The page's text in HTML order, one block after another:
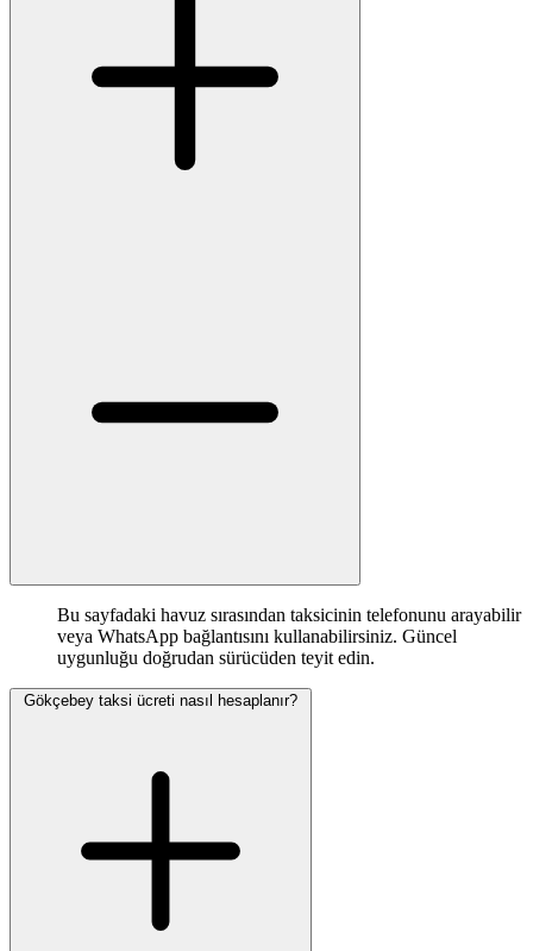
Bu sayfadaki havuz sırasından taksicinin telefonunu arayabilir
veya WhatsApp bağlantısını kullanabilirsiniz. Güncel
uygunluğu doğrudan sürücüden teyit edin.
Gökçebey taksi ücreti nasıl hesaplanır?